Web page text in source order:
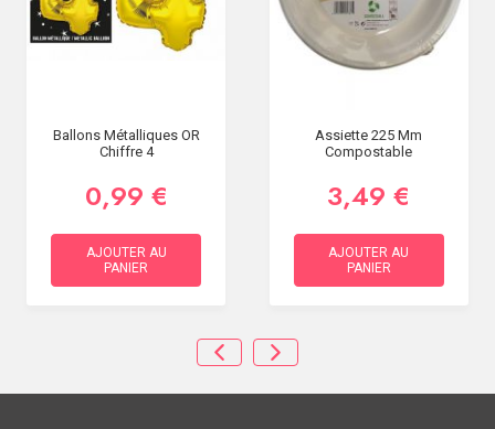
Ballons Métalliques OR
Chiffre 4
0,99 €
AJOUTER AU
PANIER
Assiette 225 Mm
Compostable
3,49 €
AJOUTER AU
PANIER